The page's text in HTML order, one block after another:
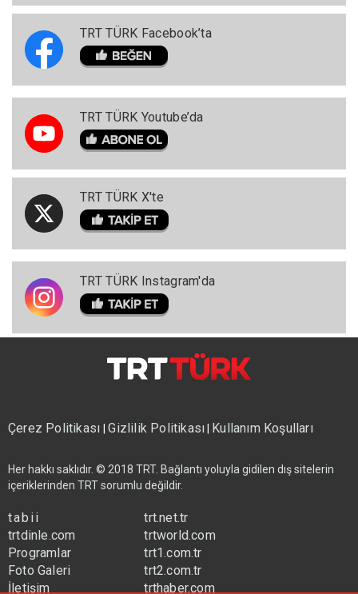
TRT TÜRK Facebook’ta
TRT TÜRK Youtube’da
TRT TÜRK X'te
TRT TÜRK Instagram'da
Çerez Politikası|Gizlilik Politikası| Kullanım Koşulları
Her hakkı saklıdır. © 2018 TRT. Bağlantı yoluyla gidilen dış sitelerin
içeriklerinden TRT sorumlu değildir.
tabii
trtdinle.com
Programlar
Foto Galeri
İletişim
trt.net.tr
trtworld.com
trt1.com.tr
trt2.com.tr
trthaber.com